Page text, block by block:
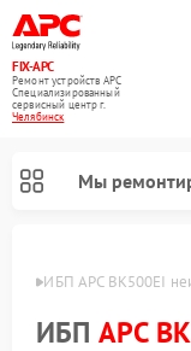
FIX-APC
Ремонт устройств APC
Специализированный
cервисный центр г.
Челябинск
Мы
ИБП APC BK500EI
ИБП APC